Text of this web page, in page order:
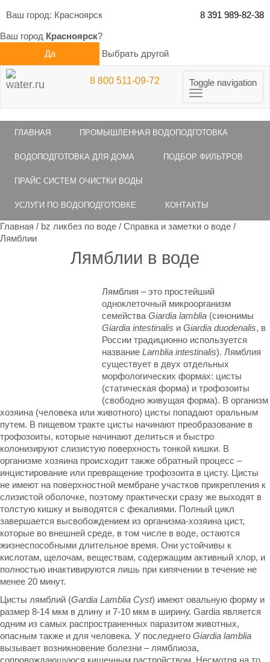
Ваш город: Красноярск 8 391 989-82-38
Ваш город Красноярск?
Да
Выбрать другой
Toggle navigation
8 800 511-09-72
ГЛАВНАЯ ПРОМЫШЛЕННАЯ ВОДОПОДГОТОВКА
ВОДОПОДГОТОВКА ДЛЯ ДОМА ПОДБОР ФИЛЬТРОВ
ПРАЙС СИСТЕМ ОЧИСТКИ ВОДЫ
УСЛУГИ ПО ВОДОПОДГОТОВКЕ КОНТАКТЫ
Главная / bz ликбез по воде / Справка и заметки о воде /
Лямблии
Лямблии в воде
Лямблия – это простейший
одноклеточный микроорганизм
семейства Giardia lamblia (синонимы
Giardia intestinalis и Giardia duodenalis, в
России традиционно используется
название Lamblia intestinalis). Лямблия
существует в двух отдельных
морфологических формах: цисты
(статическая форма) и трофозоиты
(свободно живущая форма). В организм
хозяина (человека или животного) цисты попадают оральным
путем. В пищевом тракте цисты начинают преобразование в
трофозоиты, которые начинают делиться и быстро
колонизируют слизистую поверхность тонкой кишки. В
организме хозяина происходит также обратный процесс –
инцистирование или превращение трофозоита в цисту. Цисты
не имеют на поверхностной мембране участков прикрепления к
слизистой оболочке, поэтому практически сразу же выходят в
толстую кишку и выводятся с фекалиями. Полный цикл
завершается высвобождением из организма-хозяина цист,
которые во внешней среде, в том числе в воде, остаются
жизнеспособными длительное время. Они устойчивы к
кислотам, щелочам, веществам, содержащим активный хлор, и
полностью инактивируются лишь при кипячении в течение не
менее 20 минут.
Цисты лямблий (Gardia Lamblia Cyst) имеют овальную форму и
размер 8-14 мкм в длину и 7-10 мкм в ширину. Gardia является
одним из самых распространенных паразитом животных,
опасным также и для человека. У последнего Giardia lamblia
вызывает возникновение болезни – лямблиоза,
сопровождающуюся кишечным растройством. Несмотря на то,